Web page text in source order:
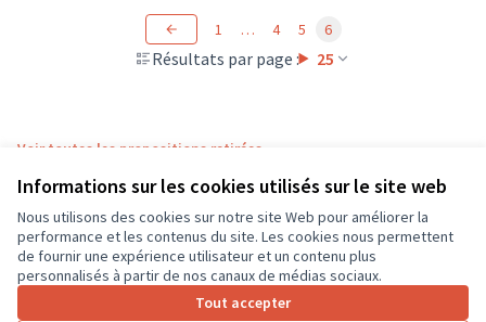
Informations sur les cookies utilisés sur le site web
Nous utilisons des cookies sur notre site Web pour améliorer la
performance et les contenus du site. Les cookies nous permettent
de fournir une expérience utilisateur et un contenu plus
personnalisés à partir de nos canaux de médias sociaux.
Tout accepter
Résultats par page : 25
1 … 4 5 6
Voir toutes les propositions retirées
Conditions d'utilisation
Paramètres des cookies
CD37 sur X
(Lien externe)
CD37 sur Facebook
CD37 sur Instagram
CD37 sur YouTube
(Lien externe)